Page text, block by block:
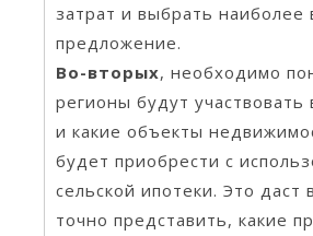
затрат и выбрать наиболее
предложение.
Во-вторых, необходимо
регионы будут участвовать
и какие объекты
будет приобрести с
сельской ипотеки. Это даст
точно представить, какие